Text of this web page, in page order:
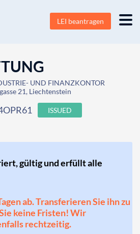
LEI beantragen
UND FINANZKONTOR
21, Liechtenstein
ISSUED
gültig und erfüllt alle
ab. Transferieren Sie ihn zu
keine Fristen! Wir
rechtzeitig.